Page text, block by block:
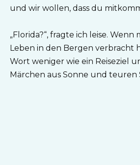
und wir wollen, dass du
„Florida?“, fragte ich leise. Wenn
Leben in den Bergen verbracht
Wort weniger wie ein Reiseziel
Märchen aus Sonne und teuren